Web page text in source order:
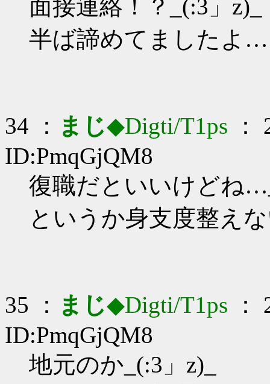
面接連絡！？_(:3」z)_
半ば諦めてましたよ…
34 ： まじ◆Digti/T1ps ：
ID:PmqGjQM8
復職だといいけどね
というか身支度整え
35 ： まじ◆Digti/T1ps ：
ID:PmqGjQM8
地元のか_(:3」z)_